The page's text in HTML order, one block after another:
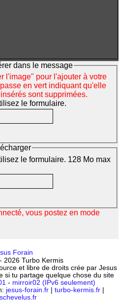
dans le message
l'image" pour l'ajouter à votre
en vert indiquant qu'elle
sont supprimées.
le formulaire.
le formulaire. 128 Mo max
vous postez en mode
2026 Turbo Kermis
et libre de droits crée par Jesus
si tu partage quelque chose du site
- mirroir02 (IPv6 seulement)
jesus-forain.fr| turbo-kermis.fr|